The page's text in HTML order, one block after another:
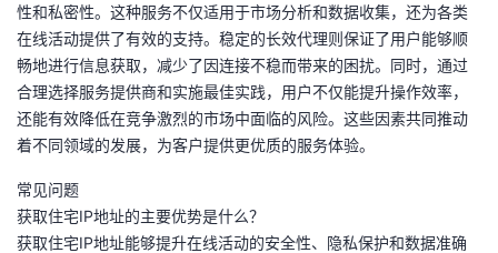
性和私密性。这种服务不仅适用于市场分析和数据收集，还为各类
在线活动提供了有效的支持。稳定的长效代理则保证了用户能够顺
畅地进行信息获取，减少了因连接不稳而带来的困扰。同时，通过
合理选择服务提供商和实施最佳实践，用户不仅能提升操作效率，
还能有效降低在竞争激烈的市场中面临的风险。这些因素共同推动
着不同领域的发展，为客户提供更优质的服务体验。
常见问题
获取住宅IP地址的主要优势是什么？
获取住宅IP地址能够提升在线活动的安全性、隐私保护和数据准确